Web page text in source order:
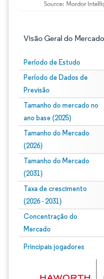
Visão Geral do Mercado
Período de Estudo
Período de Dados de
Previsão
Tamanho do mercado no
ano base (2025)
Tamanho do Mercado
(2026)
Tamanho do Mercado
(2031)
Taxa de crescimento
(2026 - 2031)
Concentração do
Mercado
Principais jogadores
Imagem © Mordor Intelligence.